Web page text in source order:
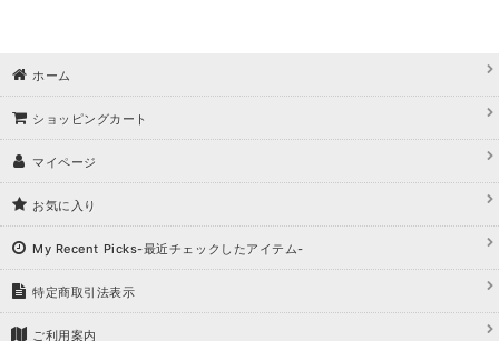
ホーム
ショッピングカート
マイページ
お気に入り
My Recent Picks-最近チェックしたアイテム-
特定商取引法表示
ご利用案内